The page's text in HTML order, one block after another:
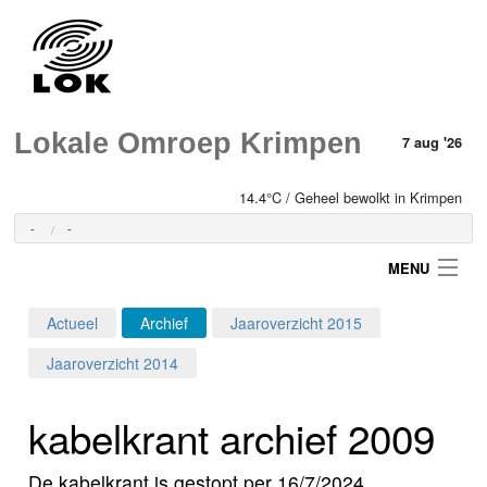
Lokale Omroep Krimpen 7 aug '26
14.4°C / Geheel bewolkt in Krimpen
- -
MENU
Programma's
Actueel Archief
Jaaroverzicht 2015
Jaaroverzicht 2014
kabelkrant archief 2009